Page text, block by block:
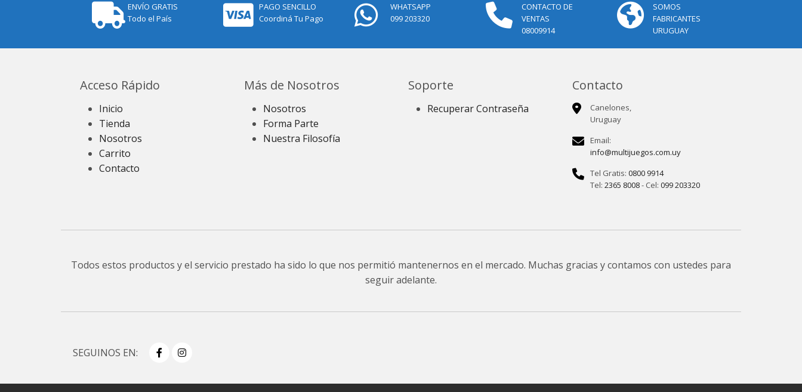
ENVÍO GRATIS
Todo el País
PAGO SENCILLO
Coordiná Tu Pago
WHATSAPP
099 203320
CONTACTO DE
VENTAS
08009914
SOMOS
FABRICANTES
URUGUAY
Acceso Rápido
Inicio
Tienda
Nosotros
Carrito
Contacto
Más de Nosotros
Nosotros
Forma Parte
Nuestra Filosofía
Soporte
Recuperar Contraseña
Contacto
Canelones,
Uruguay
Email:
info@multijuegos.com.uy
Tel Gratis: 0800 9914
Tel: 2365 8008- Cel: 099 203320
Todos estos productos y el servicio prestado ha sido lo que nos permitió mantenernos en el mercado. Muchas gracias y contamos con ustedes para
seguir adelante.
SEGUINOS EN: